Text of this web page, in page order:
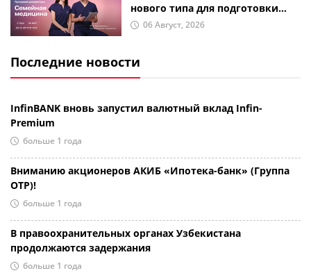
нового типа для подготовки
врачей первичного звена
06 Август, 2026
Последние новости
InfinBANK вновь запустил валютный вклад Infin-
Premium
больше 1 года
Вниманию акционеров АКИБ «Ипотека-банк» (Группа
OTP)!
больше 1 года
В правоохранительных органах Узбекистана
продолжаются задержания
больше 1 года